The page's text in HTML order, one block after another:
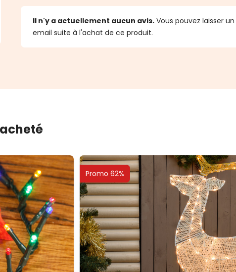
Il n'y a actuellement aucun avis. Vous pouvez laisser
email suite à l'achat de ce produit.
Promo 62%